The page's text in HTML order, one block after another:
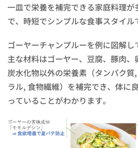
一皿で栄養を補完できる家庭料理
で、時短でシンプルな食事スタイル
ゴーヤーチャンプルーを例に図解し
主な材料はゴーヤー、豆腐、豚肉、
炭水化物以外の栄養素（タンパク
ラル, 食物繊維）を補完でき、体に
っていることがわかります。